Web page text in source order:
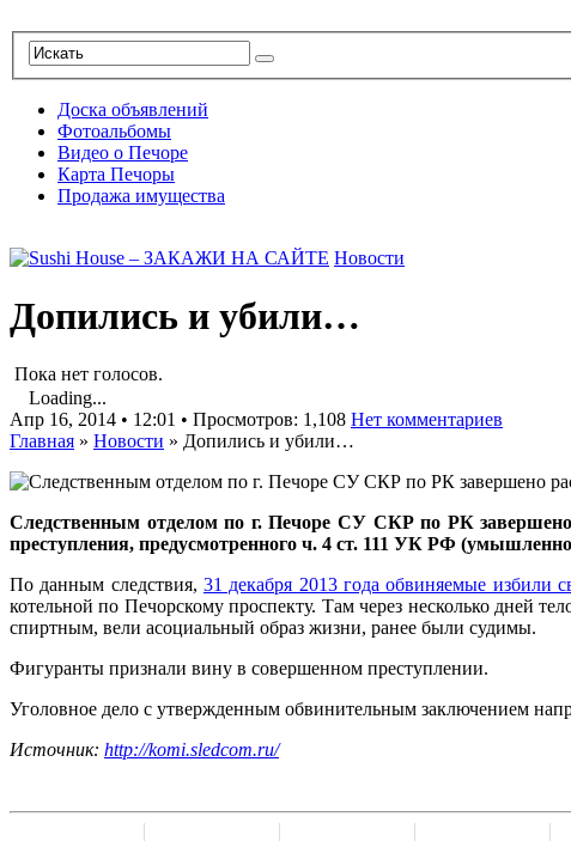
Доска объявлений
Фотоальбомы
Видео о Печоре
Карта Печоры
Продажа имущества
Новости
Допились и убили…
Пока нет голосов.
Loading...
Апр 16, 2014 • 12:01 • Просмотров: 1,108 Нет комментариев
Главная » Новости » Допились и убили…
Следственным отделом по г. Печоре СУ СКР по РК завершено
преступления, предусмотренного ч. 4 ст. 111 УК РФ
По данным следствия, 31 декабря 2013 года обвиняемые избили
котельной по Печорскому проспекту. Там через несколько дней
спиртным, вели асоциальный образ жизни, ранее были судимы.
Фигуранты признали вину в совершенном преступлении.
Уголовное дело с утвержденным обвинительным заключением
Источник: http://komi.sledcom.ru/